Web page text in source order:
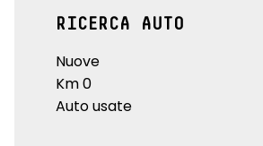
RICERCA AUTO
Nuove
Km 0
Auto usate